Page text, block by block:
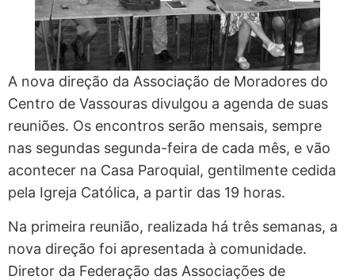
A nova direção da Associação de Moradores do
Centro de Vassouras divulgou a agenda de suas
reuniões. Os encontros serão mensais, sempre
nas segundas segunda-feira de cada mês, e vão
acontecer na Casa Paroquial, gentilmente cedida
pela Igreja Católica, a partir das 19 horas.
Na primeira reunião, realizada há três semanas, a
nova direção foi apresentada à comunidade.
Diretor da Federação das Associações de